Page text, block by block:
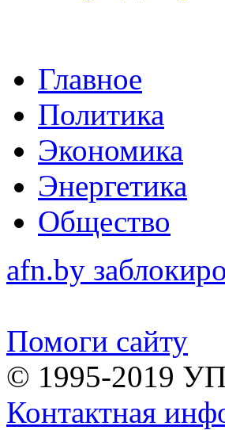
Главное
Политика
Экономика
Энергетика
Общество
afn.by
Помоги сайту
© 1995-2019
Контактная